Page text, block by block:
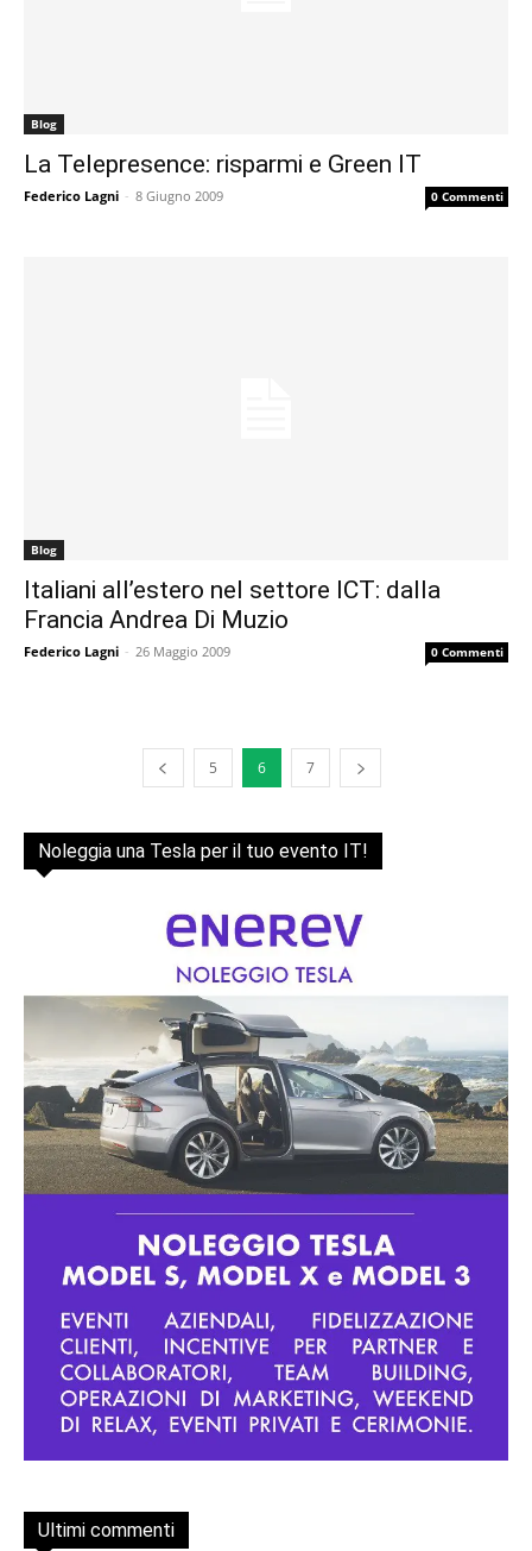
Blog
La Telepresence: risparmi e Green IT
Federico Lagni - 8 Giugno 2009 0 Commenti
Blog
Italiani all’estero nel settore ICT: dalla
Francia Andrea Di Muzio
Federico Lagni - 26 Maggio 2009 0 Commenti
5 6 7
Noleggia una Tesla per il tuo evento IT!
Ultimi commenti